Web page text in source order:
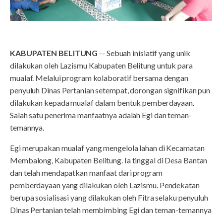
KABUPATEN BELITUNG -- Sebuah inisiatif yang unik
dilakukan oleh Lazismu Kabupaten Belitung untuk para
mualaf. Melalui program kolaboratif bersama dengan
penyuluh Dinas Pertanian setempat, dorongan signifikan pun
dilakukan kepada mualaf dalam bentuk pemberdayaan.
Salah satu penerima manfaatnya adalah Egi dan teman-
temannya.
Egi merupakan mualaf yang mengelola lahan di Kecamatan
Membalong, Kabupaten Belitung. Ia tinggal di Desa Bantan
dan telah mendapatkan manfaat dari program
pemberdayaan yang dilakukan oleh Lazismu. Pendekatan
berupa sosialisasi yang dilakukan oleh Fitra selaku penyuluh
Dinas Pertanian telah membimbing Egi dan teman-temannya